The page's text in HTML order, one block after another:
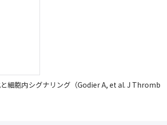
細胞内シグナリング（Godier A, et al. J Thromb